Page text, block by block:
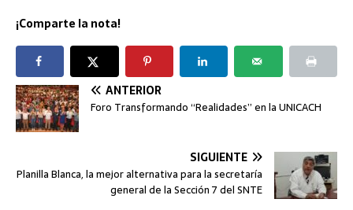
¡Comparte la nota!
ANTERIOR
Foro Transformando “Realidades” en la UNICACH
SIGUIENTE
Planilla Blanca, la mejor alternativa para la secretaría
general de la Sección 7 del SNTE